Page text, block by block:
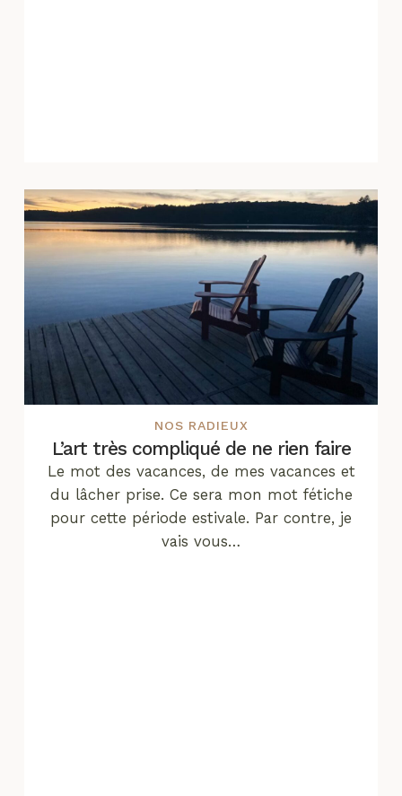
NOS RADIEUX
L’art très compliqué de ne rien faire
Le mot des vacances, de mes vacances et
du lâcher prise. Ce sera mon mot fétiche
pour cette période estivale. Par contre, je
vais vous…